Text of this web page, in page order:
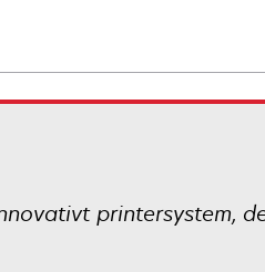
printersystem,